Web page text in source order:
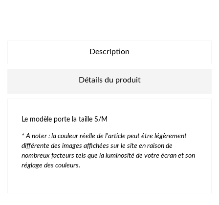
Description
Détails du produit
Le modèle porte la taille S/M
* A noter : la couleur réelle de l'article peut être légèrement
différente des images affichées sur le site en raison de
nombreux facteurs tels que la luminosité de votre écran et son
réglage des couleurs.